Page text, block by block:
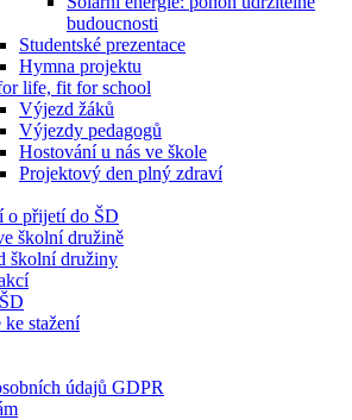
budoucnosti
Studentské prezentace
Hymna projektu
life, fit for school
Výjezd žáků
Výjezdy pedagogů
Hostování u nás ve škole
Projektový den plný zdraví
o přijetí do ŠD
školní družině
školní družiny
stažení
údajů GDPR